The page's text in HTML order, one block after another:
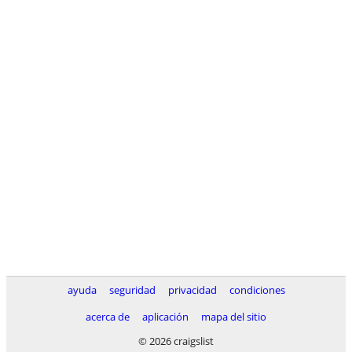
ayuda seguridad privacidad
condiciones
acerca de
aplicación
mapa del sitio
© 2026 craigslist